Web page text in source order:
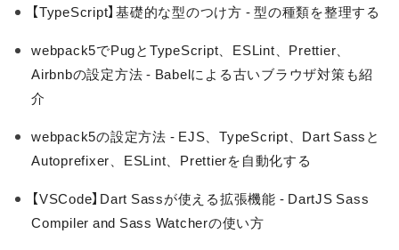
【TypeScript】基礎的な型のつけ方 - 型の種類を整理する
webpack5でPugとTypeScript、ESLint、Prettier、
Airbnbの設定方法 - Babelによる古いブラウザ対策も紹
介
webpack5の設定方法 - EJS、TypeScript、Dart Sassと
Autoprefixer、ESLint、Prettierを自動化する
【VSCode】Dart Sassが使える拡張機能 - DartJS Sass
Compiler and Sass Watcherの使い方